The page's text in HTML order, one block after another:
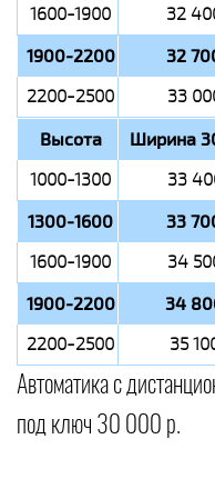
1600-1900 32
1900-2200 32
2200-2500 33
Высота Ширина
1000-1300 33
1300-1600 33
1600-1900 34
1900-2200 34
2200-2500 35
Автоматика с
под ключ 30 000 р.